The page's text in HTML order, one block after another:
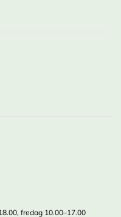
fredag 10.00–17.00